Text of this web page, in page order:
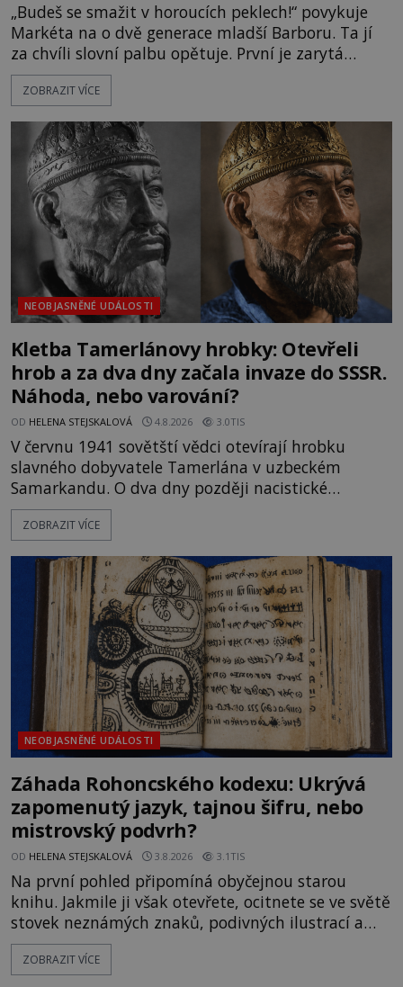
„Budeš se smažit v horoucích peklech!“ povykuje
Markéta na o dvě generace mladší Barboru. Ta jí
za chvíli slovní palbu opětuje. První je zarytá
katolička, druhá přesvědčená kališnice. A každá z
nich se usídlí na jedné z věží slavného hradu
mezi vůdce protihusitského boje. Za manželku má
skutečně jistou
ZOBRAZIT VÍCE
NEOBJASNĚNÉ UDÁLOSTI
Kletba Tamerlánovy hrobky: Otevřeli
hrob a za dva dny začala invaze do SSSR.
Náhoda, nebo varování?
OD HELENA STEJSKALOVÁ 4.8.2026 3.0TIS
V červnu 1941 sovětští vědci otevírají hrobku
slavného dobyvatele Tamerlána v uzbeckém
Samarkandu. O dva dny později nacistické
Německo zahajuje operaci Barbarossa a napadá
Sovětský svaz. Shoda dat je natolik zarážející, že se
na legendě něco pravdy, nebo jde jen o fascinující
souhru okolností? Když antropolog Michail
Gerasimov (1907-1970) a
ZOBRAZIT VÍCE
NEOBJASNĚNÉ UDÁLOSTI
Záhada Rohoncského kodexu: Ukrývá
zapomenutý jazyk, tajnou šifru, nebo
mistrovský podvrh?
OD HELENA STEJSKALOVÁ 3.8.2026 3.1TIS
Na první pohled připomíná obyčejnou starou
knihu. Jakmile ji však otevřete, ocitnete se ve světě
stovek neznámých znaků, podivných ilustrací a
textu, který už téměř dvě století vzdoruje všem
pokusům o rozluštění. Rohoncský kodex patří mezi
ZOBRAZIT VÍCE